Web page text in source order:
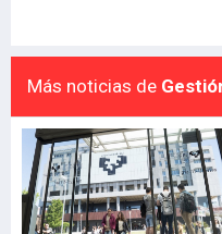
Más noticias de